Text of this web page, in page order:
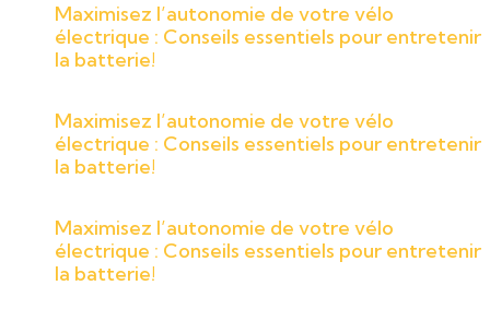
Maximisez l’autonomie de votre vélo
électrique : Conseils essentiels pour entretenir
la batterie!
Maximisez l’autonomie de votre vélo
électrique : Conseils essentiels pour entretenir
la batterie!
Maximisez l’autonomie de votre vélo
électrique : Conseils essentiels pour entretenir
la batterie!